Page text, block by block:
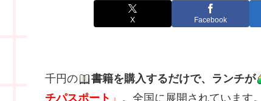
X Facebook
千円の 書籍を購入するだけで、ランチが
チパスポート 」 。全国に展開されています。